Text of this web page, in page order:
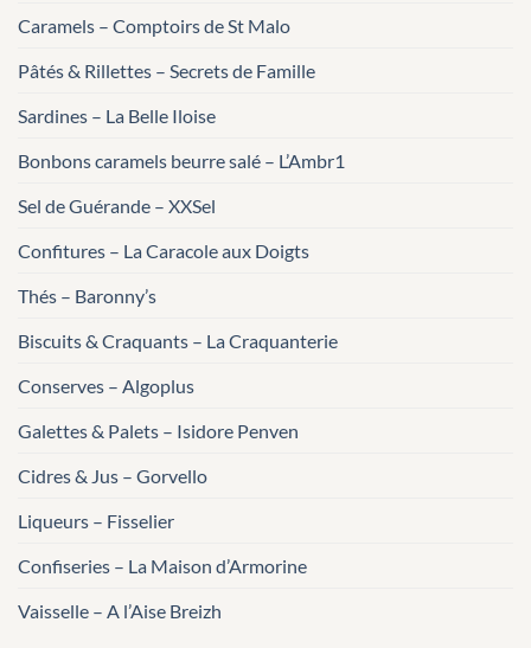
Caramels – Comptoirs de St Malo
Pâtés & Rillettes – Secrets de Famille
Sardines – La Belle Iloise
Bonbons caramels beurre salé – L’Ambr1
Sel de Guérande – XXSel
Confitures – La Caracole aux Doigts
Thés – Baronny’s
Biscuits & Craquants – La Craquanterie
Conserves – Algoplus
Galettes & Palets – Isidore Penven
Cidres & Jus – Gorvello
Liqueurs – Fisselier
Confiseries – La Maison d’Armorine
Vaisselle – A l’Aise Breizh